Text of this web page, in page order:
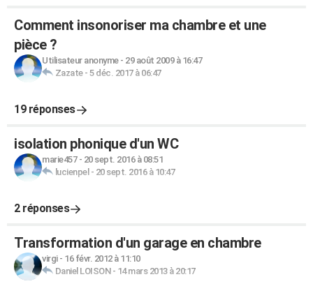
Comment insonoriser ma chambre et une
pièce ?
Utilisateur anonyme- 29 août 2009 à 16:47
Zazate- 5 déc. 2017 à 06:47
19 réponses
isolation phonique d'un WC
marie457- 20 sept. 2016 à 08:51
lucienpel - 20 sept. 2016 à 10:47
2 réponses
Transformation d'un garage en chambre
virgi- 16 févr. 2012 à 11:10
Daniel LOISON- 14 mars 2013 à 20:17